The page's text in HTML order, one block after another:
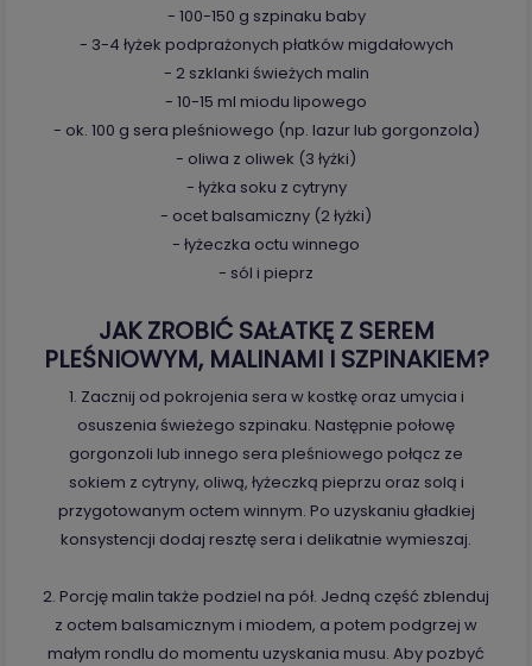
- 100-150 g szpinaku baby
- 3-4 łyżek podprażonych płatków migdałowych
- 2 szklanki świeżych malin
- 10-15 ml miodu lipowego
- ok. 100 g sera pleśniowego (np. lazur lub gorgonzola)
- oliwa z oliwek (3 łyżki)
- łyżka soku z cytryny
- ocet balsamiczny (2 łyżki)
- łyżeczka octu winnego
- sól i pieprz
JAK ZROBIĆ SAŁATKĘ Z SEREM
PLEŚNIOWYM, MALINAMI I SZPINAKIEM?
1. Zacznij od pokrojenia sera w kostkę oraz umycia i
osuszenia świeżego szpinaku. Następnie połowę
gorgonzoli lub innego sera pleśniowego połącz ze
sokiem z cytryny, oliwą, łyżeczką pieprzu oraz solą i
przygotowanym octem winnym. Po uzyskaniu gładkiej
konsystencji dodaj resztę sera i delikatnie wymieszaj.
2. Porcję malin także podziel na pół. Jedną część zblenduj
z octem balsamicznym i miodem, a potem podgrzej w
małym rondlu do momentu uzyskania musu. Aby pozbyć